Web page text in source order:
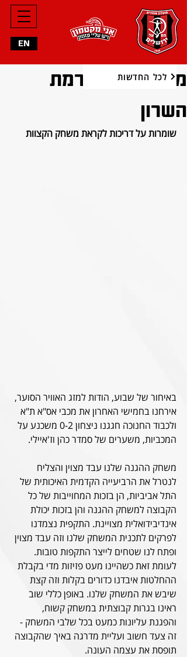
EN
מחזור 10 vs רמת
השרון
שומרות על דריכות לקראת משחק הקצוות
באיחור של שבוע, הודות למזג האוויר הסוער,
אירחנו בחמישי האחרון את מכבי אס"א ת"א
ולכבוד החנוכה חגגנו ניצחון 0-2 משכנע על
המכביות, משערים של סמדר כהן וז'איילי.
משחק ההגנה שלנו עבד מצוין והצליח
לנטרל את הרביעייה הקדמית האיכותית של
התל אביביות, הן בזכות המחוייבות של כל
הקבוצה למשחק ההגנה והן בזכות יכולת
אינדיבידואלית מצויינת. התקפית נצמדנו
לפרקים לתכנית המשחק שלנו וזה עבד מצוין
ופתח לנו שטחים לייצר התקפות טובות.
לעומת זאת כשהיינו מעט פזיזות מדי בקבלת
ההחלטות איבדנו כדורים בקלות וזה קצת
שיבש את המשחק שלנו. באופן כללי שוב
ראינו בגרות קבוצתית במשחק קשוח,
והפגנת עליונות כמעט בכל שלבי המשחק -
זה צעד חשוב ועליית מדרגה באיך שהקבוצה
תופסת את עצמה העונה.
לכל החדשות